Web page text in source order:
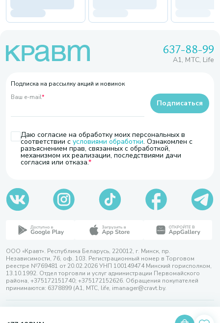
637-88-99
A1, МТС, Life
Подписка на рассылку акций и новинок
Ваш e-mail*
Даю согласие на обработку моих персональных в
соответствии с условиями обработки. Ознакомлен с
разъяснением прав, связанных с обработкой,
механизмом их реализации, последствиями дачи
согласия или отказа.
Подписаться
ООО «Кравт». Республика Беларусь, 220012, г. Минск, пр.
Независимости, 76, оф. 103. Регистрационный номер в Торговом
реестре №769481 от 20.02.2026 УНП 100149474 Минский горисполком,
13.10.1992. Отдел торговли и услуг администрации Первомайского
района, +375172151740; +375172152626. Обращения покупателей
принимаются: 6378899 (А1, МТС, life, imanager@cravt.by.